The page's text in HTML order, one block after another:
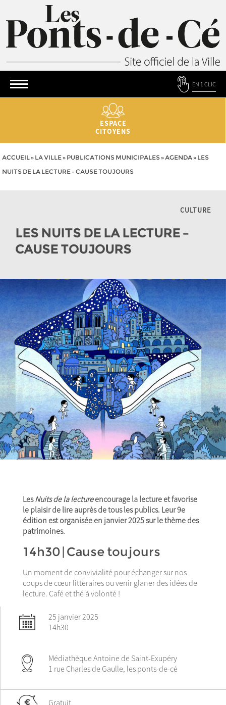
EN 1 CLIC
ESPACE
CITOYENS
ACCUEIL» LA VILLE» PUBLICATIONS MUNICIPALES»AGENDA» LES
NUITS DE LA LECTURE – CAUSE TOUJOURS
CULTURE
LES NUITS DE LA LECTURE –
CAUSE TOUJOURS
LesNuits de la lectureencourage la lecture et favorise
le plaisir de lire auprès de tous les publics. Leur 9e
édition est organisée en janvier 2025 sur le thème des
patrimoines.
14h30 | Cause toujours
Un moment de convivialité pour échanger sur nos
coups de cœur littéraires ou venir glaner des idées de
lecture. Café et thé à volonté !
25 janvier 2025
14h30
Médiathèque Antoine de Saint-Exupéry
1 rue Charles de Gaulle, les ponts-de-cé
Gratuit